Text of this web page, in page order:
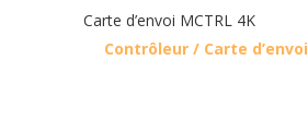
Carte d’envoi MCTRL 4K
Contrôleur / Carte d’envoi